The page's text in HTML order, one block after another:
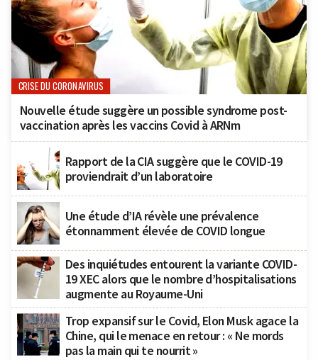
CRISE DU CORONAVIRUS
Nouvelle étude suggère un possible syndrome post-
vaccination après les vaccins Covid à ARNm
Rapport de la CIA suggère que le COVID-19
proviendrait d’un laboratoire
Une étude d’IA révèle une prévalence
étonnamment élevée de COVID longue
Des inquiétudes entourent la variante COVID-
19 XEC alors que le nombre d’hospitalisations
augmente au Royaume-Uni
Trop expansif sur le Covid, Elon Musk agace la
Chine, qui le menace en retour : « Ne mords
pas la main qui te nourrit »